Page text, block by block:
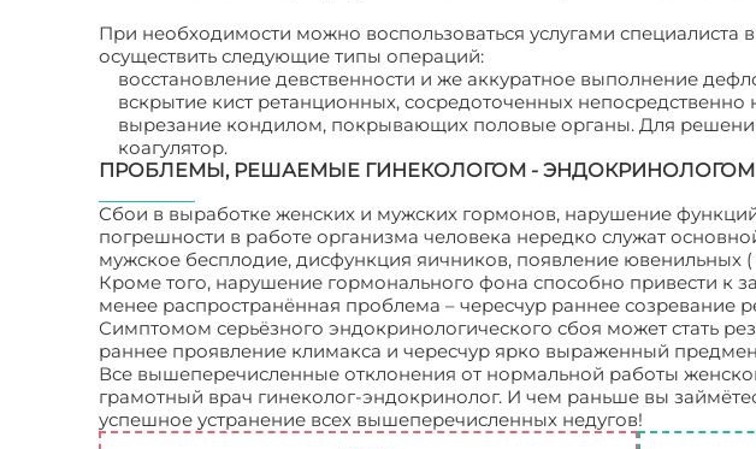
При необходимости можно воспользоваться услугами специалиста
осуществить следующие типы операций:
восстановление девственности и же аккуратное выполнение
вскрытие кист ретанционных, сосредоточенных непосредственно
вырезание кондилом, покрывающих половые органы. Для
коагулятор.
ПРОБЛЕМЫ, РЕШАЕМЫЕ ГИНЕКОЛОГОМ - ЭНДОКРИНОЛОГОМ
Сбои в выработке женских и мужских гормонов, нарушение
погрешности в работе организма человека нередко служат
мужское бесплодие, дисфункция яичников, появление ювенильных (
Кроме того, нарушение гормонального фона способно привести к
менее распространённая проблема – чересчур раннее созревание
Симптомом серьёзного эндокринологического сбоя может стать
раннее проявление климакса и чересчур ярко выраженный
Все вышеперечисленные отклонения от нормальной работы
грамотный врач гинеколог-эндокринолог. И чем раньше вы
успешное устранение всех вышеперечисленных недугов!